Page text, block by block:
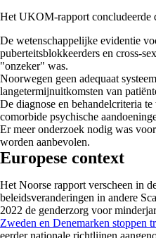
Het UKOM-rapport concludeerde
De wetenschappelijke evidentie
puberteitsblokkeerders en cross-
"onzeker" was.
Noorwegen geen adequaat
langetermijnuitkomsten van
De diagnose en behandelcriteria
comorbide psychische
Er meer onderzoek nodig was
worden aanbevolen.
Europese context
Het Noorse rapport verscheen in
beleidsveranderingen in andere
2022 de genderzorg voor
Zweden en Denemarken stoppen